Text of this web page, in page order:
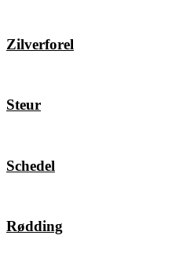
Zilverforel
Steur
Schedel
Rødding